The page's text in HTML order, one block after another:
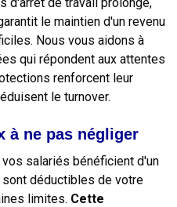
le maintien d'un revenu
Nous vous aidons à
qui répondent aux attentes
renforcent leur
le turnover.
à ne pas négliger
salariés bénéficient d'un
déductibles de votre
limites. Cette